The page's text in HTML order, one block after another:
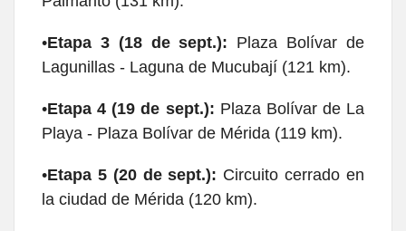
•Etapa 3 (18 de sept.): Plaza Bolívar de
Lagunillas - Laguna de Mucubají (121 km).
•Etapa 4 (19 de sept.): Plaza Bolívar de La
Playa - Plaza Bolívar de Mérida (119 km).
•Etapa 5 (20 de sept.): Circuito cerrado en
la ciudad de Mérida (120 km).